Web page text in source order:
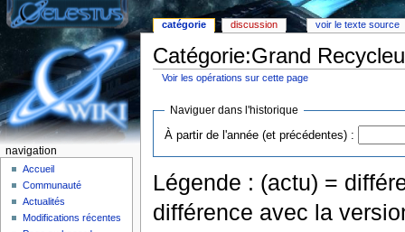
Catégorie:Grand
Voir les opérations sur cette page
Naviguer dans l'historique
À partir de l'année (et précédentes) :
Légende : (actu) =
différence avec la
catégorie discussion voir le texte source
navigation
Accueil
Communauté
Actualités
Modifications récentes